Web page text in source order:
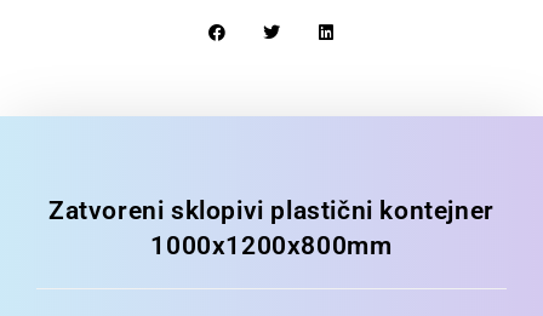
Zatvoreni sklopivi plastični kontejner
1000x1200x800mm